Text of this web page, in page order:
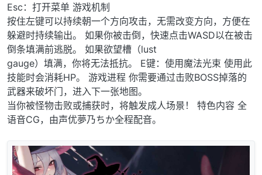
Esc：打开菜单 游戏机制
按住左键可以持续朝一个方向攻击，无需改变方向，方便在
躲避时持续输出。 如果你被击倒，快速点击WASD以在被击
倒条填满前逃脱。 如果欲望槽（lust
gauge）填满，你将无法抵抗。 E键：使用魔法光束 使用此
技能时会消耗HP。 游戏进程 你需要通过击败BOSS掉落的
武器来破坏门，进入下一张地图。
当你被怪物击败或捕获时，将触发成人场景！ 特色内容 全
语音CG，由声优夢乃ちか全程配音。